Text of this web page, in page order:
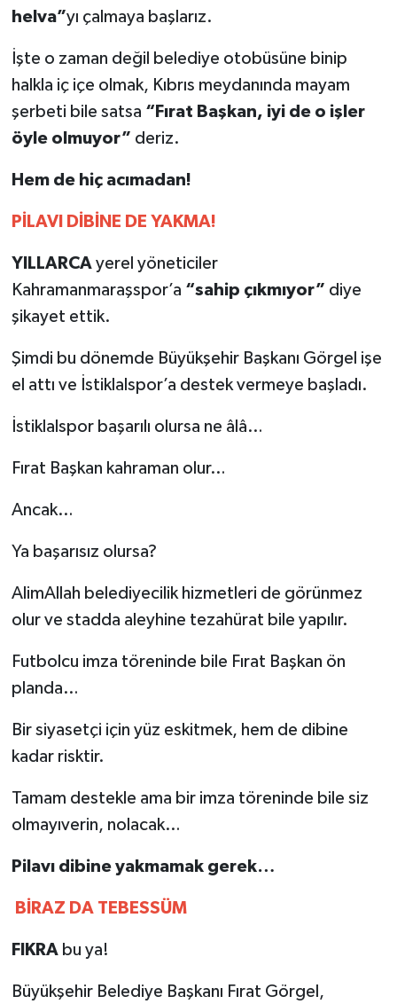
helva”yı çalmaya başlarız.
İşte o zaman değil belediye otobüsüne binip
halkla iç içe olmak, Kıbrıs meydanında mayam
şerbeti bile satsa “Fırat Başkan, iyi de o işler
öyle olmuyor” deriz.
Hem de hiç acımadan!
PİLAVI DİBİNE DE YAKMA!
YILLARCAyerel yöneticiler
Kahramanmaraşspor’a “sahip çıkmıyor” diye
şikayet ettik.
Şimdi bu dönemde Büyükşehir Başkanı Görgel işe
el attı ve İstiklalspor’a destek vermeye başladı.
İstiklalspor başarılı olursa ne âlâ…
Fırat Başkan kahraman olur…
Ancak…
Ya başarısız olursa?
AlimAllah belediyecilik hizmetleri de görünmez
olur ve stadda aleyhine tezahürat bile yapılır.
Futbolcu imza töreninde bile Fırat Başkan ön
planda…
Bir siyasetçi için yüz eskitmek, hem de dibine
kadar risktir.
Tamam destekle ama bir imza töreninde bile siz
olmayıverin, nolacak…
Pilavı dibine yakmamak gerek…
BİRAZ DA TEBESSÜM
FIKRA bu ya!
Büyükşehir Belediye Başkanı Fırat Görgel,